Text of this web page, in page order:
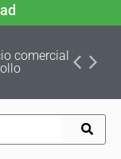
comercial